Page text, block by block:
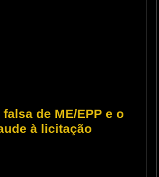
de ME/EPP e o
à licitação